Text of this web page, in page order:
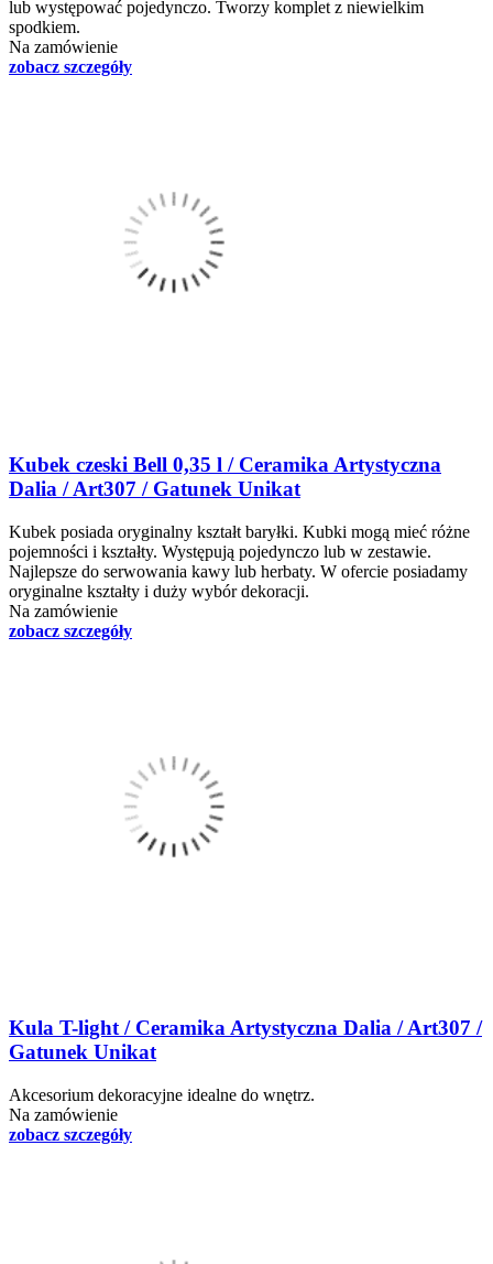
lub występować pojedynczo. Tworzy komplet z niewielkim
spodkiem.
Na zamówienie
zobacz szczegóły
Kubek czeski Bell 0,35 l / Ceramika Artystyczna
Dalia / Art307 / Gatunek Unikat
Kubek posiada oryginalny kształt baryłki. Kubki mogą mieć różne
pojemności i kształty. Występują pojedynczo lub w zestawie.
Najlepsze do serwowania kawy lub herbaty. W ofercie posiadamy
oryginalne kształty i duży wybór dekoracji.
Na zamówienie
zobacz szczegóły
Kula T-light / Ceramika Artystyczna Dalia / Art307 /
Gatunek Unikat
Akcesorium dekoracyjne idealne do wnętrz.
Na zamówienie
zobacz szczegóły